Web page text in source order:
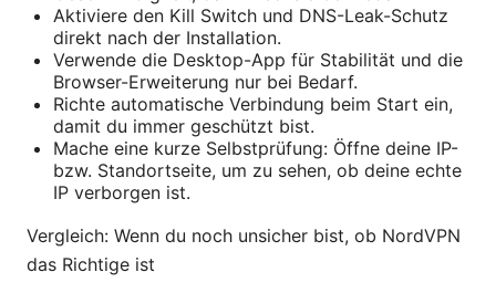
Aktiviere den Kill Switch und DNS-Leak-Schutz
direkt nach der Installation.
Verwende die Desktop-App für Stabilität und die
Browser-Erweiterung nur bei Bedarf.
Richte automatische Verbindung beim Start ein,
damit du immer geschützt bist.
Mache eine kurze Selbstprüfung: Öffne deine IP-
bzw. Standortseite, um zu sehen, ob deine echte
IP verborgen ist.
Vergleich: Wenn du noch unsicher bist, ob NordVPN
das Richtige ist